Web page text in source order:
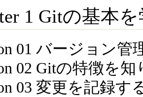
1 Gitの基本
01 バージョン
02 Gitの特徴を
03 変更を記録